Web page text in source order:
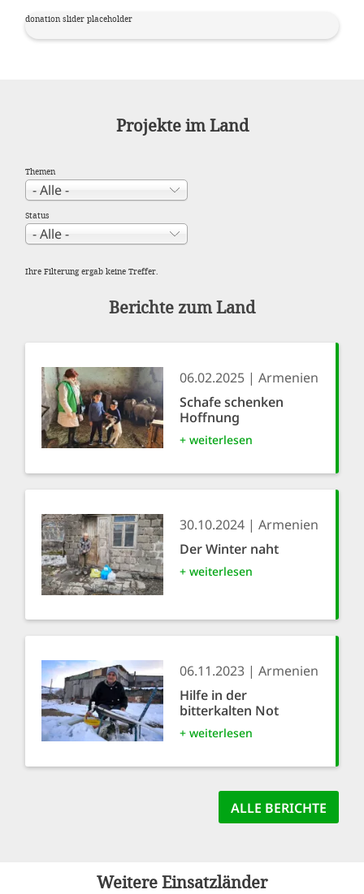
donation slider placeholder
Projekte im Land
Themen
Status
Ihre Filterung ergab keine Treffer.
Berichte zum Land
06.02.2025
Armenien
Schafe schenken
Hoffnung
+ weiterlesen
30.10.2024
Armenien
Der Winter naht
+ weiterlesen
06.11.2023
Armenien
Hilfe in der
bitterkalten Not
+ weiterlesen
ALLE BERICHTE
Weitere Einsatzländer